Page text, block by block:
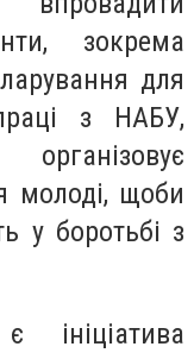
зокрема
для
з НАБУ,
молоді, щоби
у боротьбі з